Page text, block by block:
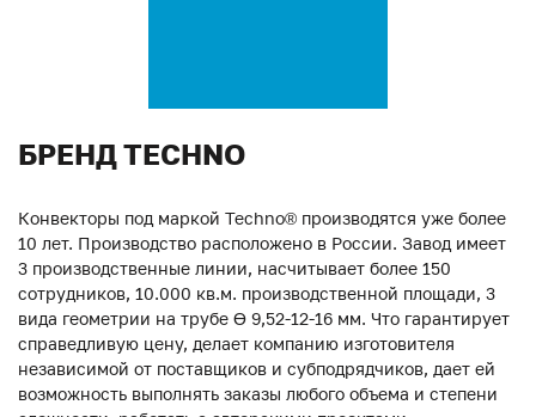
БРЕНД TECHNO
Конвекторы под маркой Techno® производятся уже более
10 лет. Производство расположено в России. Завод имеет
3 производственные линии, насчитывает более 150
сотрудников, 10.000 кв.м. производственной площади, 3
вида геометрии на трубе ϴ 9,52-12-16 мм. Что гарантирует
справедливую цену, делает компанию изготовителя
независимой от поставщиков и субподрядчиков, дает ей
возможность выполнять заказы любого объема и степени